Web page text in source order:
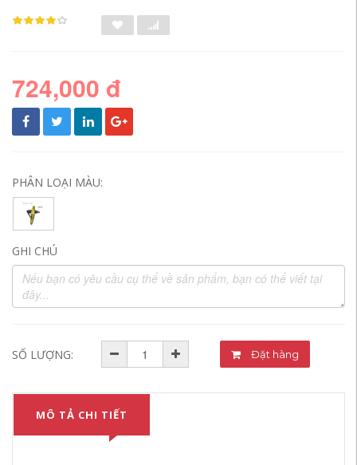
724,000 đ
PHÂN LOẠI MÀU:
GHI CHÚ
SỐ LƯỢNG: Đặt hàng
MÔ TẢ CHI TIẾT